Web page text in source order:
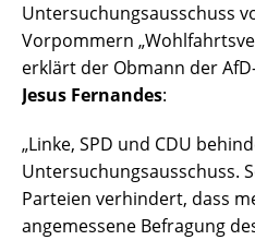
Untersuchungsausschuss
Vorpommern
erklärt der Obmann der
Jesus Fernandes:
„Linke, SPD und CDU
Untersuchungsausschuss.
Parteien verhindert, dass
angemessene Befragung